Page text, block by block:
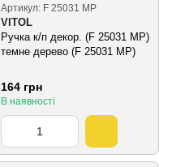
Артикул: F 25031 MP
VITOL
Ручка к/п декор. (F 25031 MP)
темне дерево (F 25031 MP)
164 грн
В наявності